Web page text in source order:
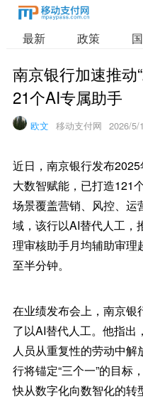
最新 政策
南京银行加速推动
21个AI专属助手
欧文 移动支付网 2026/5/
近日，南京银行发布
大数智赋能，已打造121
场景覆盖营销、风控、运
域，该行以AI替代人工，
理审核助手月均辅助审
至半分钟。
在业绩发布会上，南京银
了以AI替代人工。他指出
人员从重复性的劳动中
行将锚定“三个一”的目标
快从数字化向数智化的转